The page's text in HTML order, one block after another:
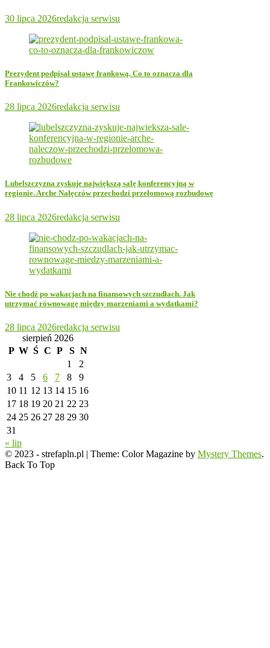
30 lipca 2026redakcja serwisu
Prezydent podpisał ustawę frankową. Co to oznacza dla
Frankowiczów?
28 lipca 2026redakcja serwisu
Lubelszczyzna zyskuje największą salę konferencyjną w
regionie. Arche Nałęczów przechodzi przełomową rozbudowę
28 lipca 2026redakcja serwisu
Nie chodź po wakacjach na finansowych szczudłach. Jak
utrzymać równowagę między marzeniami a wydatkami?
28 lipca 2026redakcja serwisu
sierpień 2026
P W Ś C P S N
1
2
3
4 5 6 7 8
9
10 11 12 13 14 15 16
17 18 19 20 21 22 23
24 25 26 27 28 29 30
31
« lip
© 2023 - strefapln.pl | Theme: Color Magazine by Mystery Themes.
Back To Top